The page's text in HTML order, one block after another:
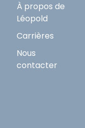
À propos de
Léopold
Carrières
Nous
contacter